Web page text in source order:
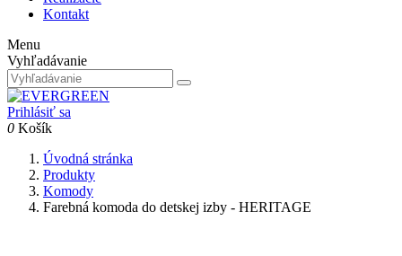
Kontakt
Menu
Vyhľadávanie
Prihlásiť sa
0 Košík
Úvodná stránka
Produkty
Komody
Farebná komoda do detskej izby - HERITAGE